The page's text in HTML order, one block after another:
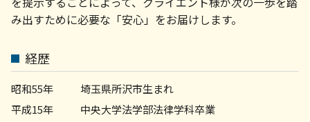
顧問弁護士
不動産トラブル 菊名
相続問題 弁護士 相談 横浜市
顧問弁護士 相談 町田市
顧問弁護士 菊名
み出すために必要な「安心」をお届けします。
経歴
昭和55年
埼玉県所沢市生まれ
平成15年
中央大学法学部法律学科卒業